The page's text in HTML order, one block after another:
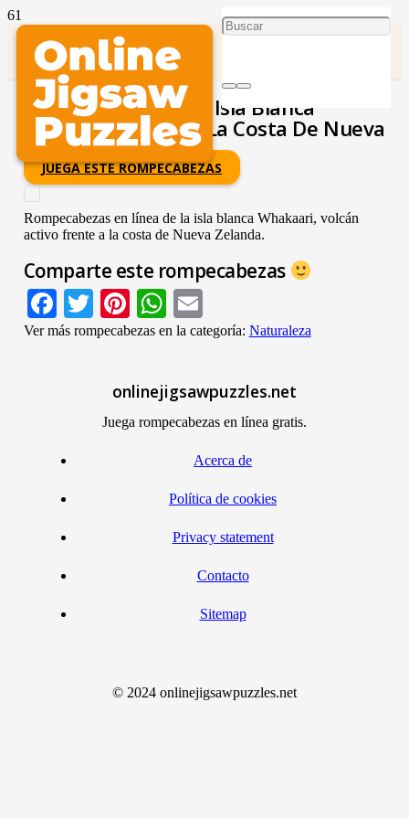
Volcán Activo De La Isla Blanca
Whakaari Frente A La Costa De Nueva
Zelanda
JUEGA ESTE ROMPECABEZAS
Rompecabezas en línea de la isla blanca Whakaari, volcán
activo frente a la costa de Nueva Zelanda.
Comparte este rompecabezas
Facebook
TwitterPinterestWhatsApp
Ver más rompecabezas en la categoría: Naturaleza
onlinejigsawpuzzles.net
Juega rompecabezas en línea gratis.
Acerca de
Política de cookies
Privacy statement
Contacto
Sitemap
© 2024 onlinejigsawpuzzles.net